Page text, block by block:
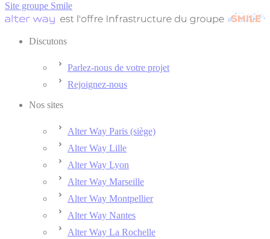
Site groupe Smile
Discutons
Parlez-nous de votre projet
Rejoignez-nous
Nos sites
Alter Way Paris (siège)
Alter Way Lille
Alter Way Lyon
Alter Way Marseille
Alter Way Montpellier
Alter Way Nantes
Alter Way La Rochelle